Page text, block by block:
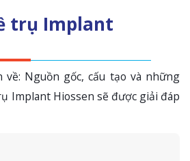
trụ Implant
Nguồn gốc, cấu tạo và những
Implant Hiossen sẽ được giải đáp